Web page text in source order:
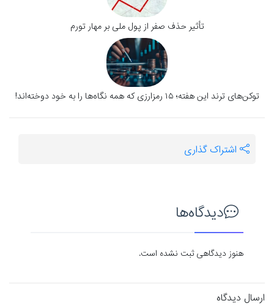
تأثیر حذف صفر از پول ملی بر مهار تورم
توکن‌های ترند این هفته؛ ۱۵ رمزارزی که همه نگاه‌ها را به خود دوخته‌اند!
اشتراک گذاری
دیدگاه‌ها
هنوز دیدگاهی ثبت نشده است.
ارسال دیدگاه